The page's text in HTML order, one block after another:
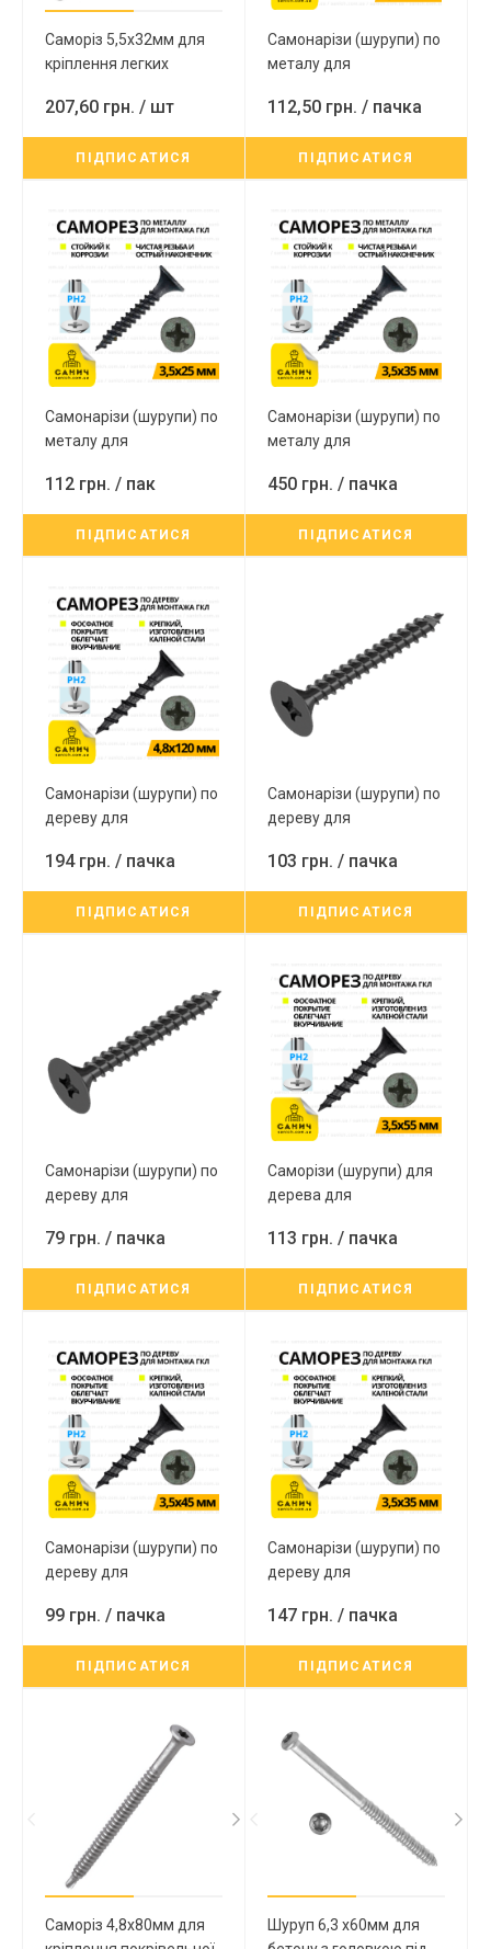
Саморіз 5,5х32мм для
кріплення легких
металевих каркасів, з
шайбом EPDM
оцинкований головкою
під SW-8 250шт Wkret-
207,60 грн. / шт
ПІДПИСАТИСЯ
Самонарізи (шурупи) по
металу для
мм (500шт)
112,50 грн. / пачка
ПІДПИСАТИСЯ
Самонарізи (шурупи) по
металу для
мм (1000шт)
112 грн. / пак
ПІДПИСАТИСЯ
Самонарізи (шурупи) по
металу для
мм (1000шт)
450 грн. / пачка
ПІДПИСАТИСЯ
Самонарізи (шурупи) по
дереву для
4,8х120 мм (200шт)
194 грн. / пачка
ПІДПИСАТИСЯ
Самонарізи (шурупи) по
дереву для
мм (250 шт)
103 грн. / пачка
ПІДПИСАТИСЯ
Самонарізи (шурупи) по
дереву для
мм (250 шт)
79 грн. / пачка
ПІДПИСАТИСЯ
Саморізи (шурупи) для
дерева для
мм (500 шт.)
113 грн. / пачка
ПІДПИСАТИСЯ
Самонарізи (шурупи) по
дереву для
мм (500шт)
99 грн. / пачка
ПІДПИСАТИСЯ
Самонарізи (шурупи) по
дереву для
мм (1000шт)
147 грн. / пачка
ПІДПИСАТИСЯ
Саморіз 4,8х80мм для
Шуруп 6,3 х60мм для